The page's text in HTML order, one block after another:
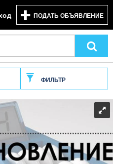
ПОДАТЬ ОБЪЯВЛЕНИЕ
ФИЛЬТР